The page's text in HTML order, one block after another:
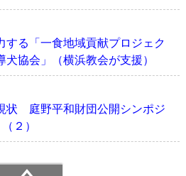
する「一食地域貢献プロジェク
協会」（横浜教会が支援）
状 庭野平和財団公開シンポジ
２）